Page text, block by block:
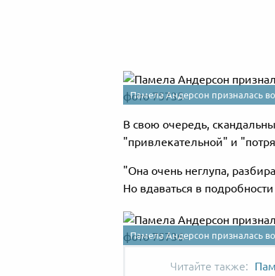
Памела Андерсон призналась
В свою очередь,
"привлекательной" и
"Она очень неглупа,
Но вдаваться в
Памела Андерсон призналась